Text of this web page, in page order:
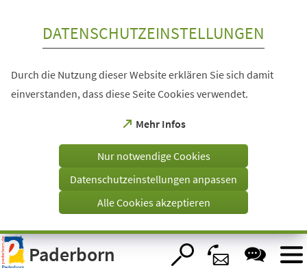
Visuelle
Assistenzsoftware
öffnen.
DATENSCHUTZEINSTELLUNGEN
Durch die Nutzung dieser Website erklären Sie sich damit
einverstanden, dass diese Seite Cookies verwendet.
Mehr Infos
(Öffnet
einem
Tab)
Nur notwendige Cookies
Datenschutzeinstellungen anpassen
Alle Cookies akzeptieren
Paderborn